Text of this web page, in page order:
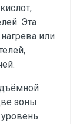
Эта
или
зоны